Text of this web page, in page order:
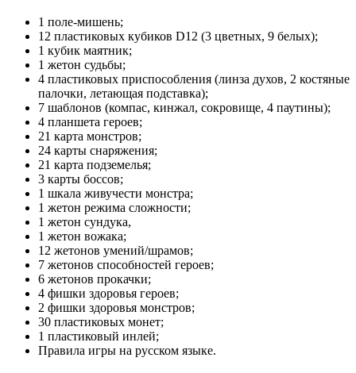
1 поле-мишень;
12 пластиковых кубиков D12 (3 цветных, 9 белых);
1 кубик маятник;
1 жетон судьбы;
4 пластиковых приспособления (линза духов, 2 костяные
палочки, летающая подставка);
7 шаблонов (компас, кинжал, сокровище, 4 паутины);
4 планшета героев;
21 карта монстров;
24 карты снаряжения;
21 карта подземелья;
3 карты боссов;
1 шкала живучести монстра;
1 жетон режима сложности;
1 жетон сундука,
1 жетон вожака;
12 жетонов умений/шрамов;
7 жетонов способностей героев;
6 жетонов прокачки;
4 фишки здоровья героев;
2 фишки здоровья монстров;
30 пластиковых монет;
1 пластиковый инлей;
Правила игры на русском языке.